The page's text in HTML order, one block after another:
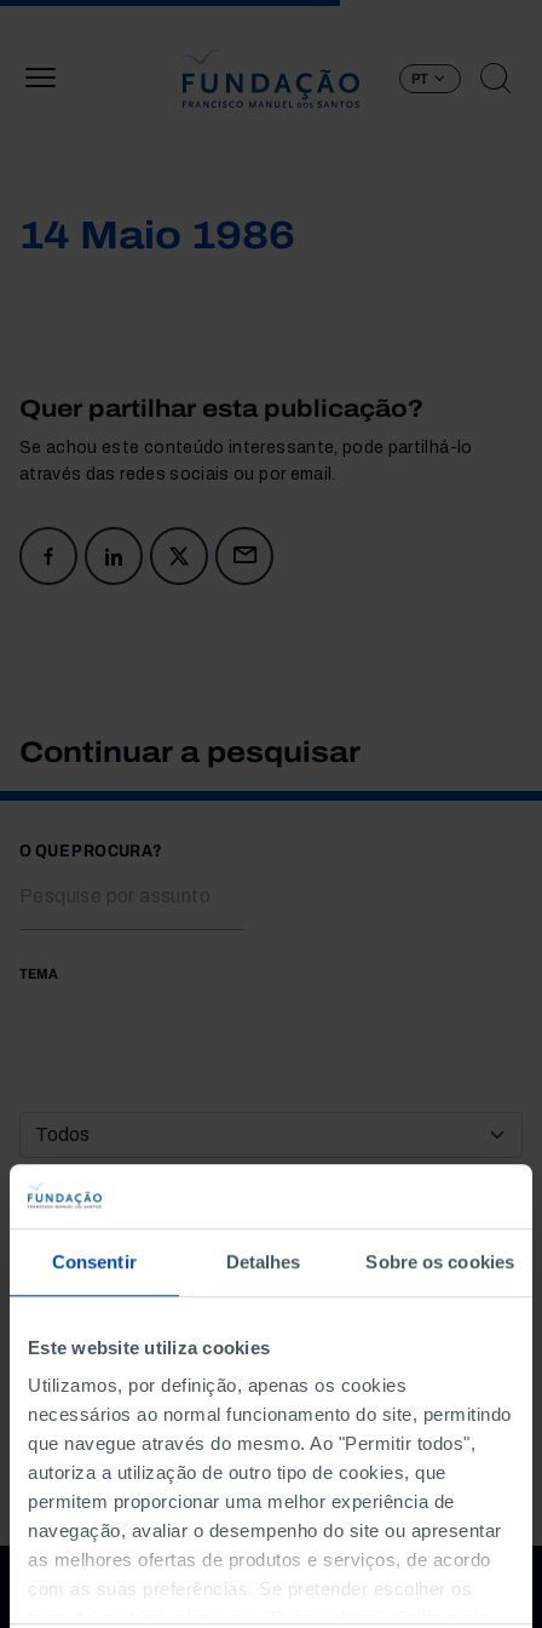
Consentir Detalhes Sobre os cookies
Este website utiliza cookies
Utilizamos, por definição, apenas os cookies
necessários ao normal funcionamento do site, permitindo
que navegue através do mesmo. Ao "Permitir todos",
autoriza a utilização de outro tipo de cookies, que
permitem proporcionar uma melhor experiência de
navegação, avaliar o desempenho do site ou apresentar
as melhores ofertas de produtos e serviços, de acordo
com as suas preferências. Se pretender escolher os
PT
14 Maio 1986
Quer partilhar esta publicação?
Se achou este conteúdo interessante, pode partilhá-lo
através das redes sociais ou por email.
Continuar a pesquisar
O QUE PROCURA?
TEMA
DATA DE INÍCIO
DATA DE FIM